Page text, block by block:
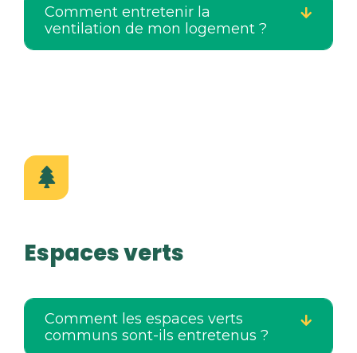
Comment entretenir la
ventilation de mon logement ?
Espaces verts
Comment les espaces verts
communs sont-ils entretenus ?